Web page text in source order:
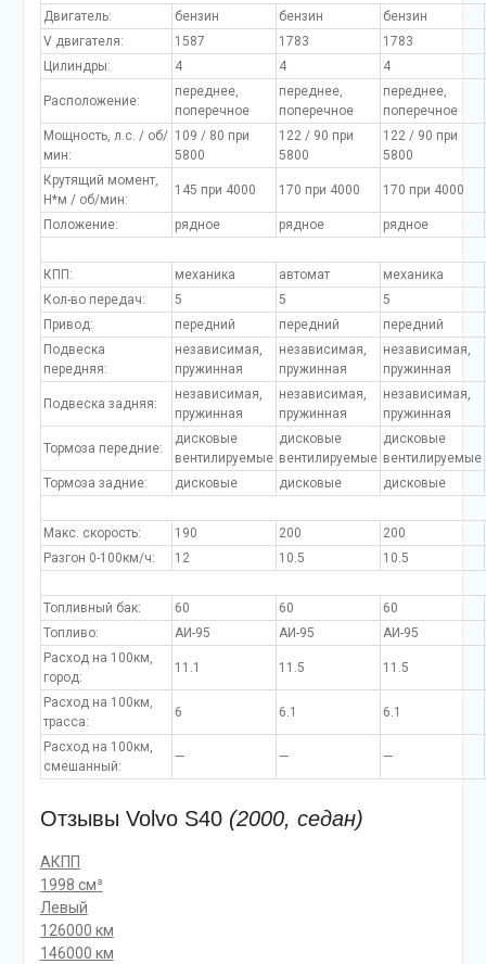
Двигатель: бензин бензин
бензин
V двигателя:
1587 1783
1783
Цилиндры:
4 4 4
Расположение:
переднее,
поперечное
переднее,
поперечное
переднее,
поперечное
Мощность, л.с. / об/
мин:
109 / 80 при
5800
122 / 90 при
5800
122 / 90 при
5800
Крутящий момент,
Н*м / об/мин:
145 при 4000 170 при 4000 170 при 4000
Положение: рядное рядное рядное
КПП: механика автомат
механика
Кол-во передач:
5 5
5
Привод:
передний передний
передний
Подвеска
передняя:
независимая,
пружинная
независимая,
пружинная
независимая,
пружинная
Подвеска задняя:
независимая,
пружинная
независимая,
пружинная
независимая,
пружинная
Тормоза передние:
дисковые
вентилируемые
дисковые
вентилируемые
дисковые
вентилируемые
Тормоза задние:
дисковые дисковые дисковые
Макс. скорость: 190 200
200
Разгон 0-100км/ч:
12 10.5 10.5
Топливный бак: 60 60
60
Топливо:
АИ-95 АИ-95
АИ-95
Расход на 100км,
город:
11.1 11.5 11.5
Расход на 100км,
трасса:
6 6.1 6.1
Расход на 100км,
смешанный:
— — —
Отзывы Volvo S40 (2000, седан)
АКПП
1998 см³
Левый
126000 км
146000 км